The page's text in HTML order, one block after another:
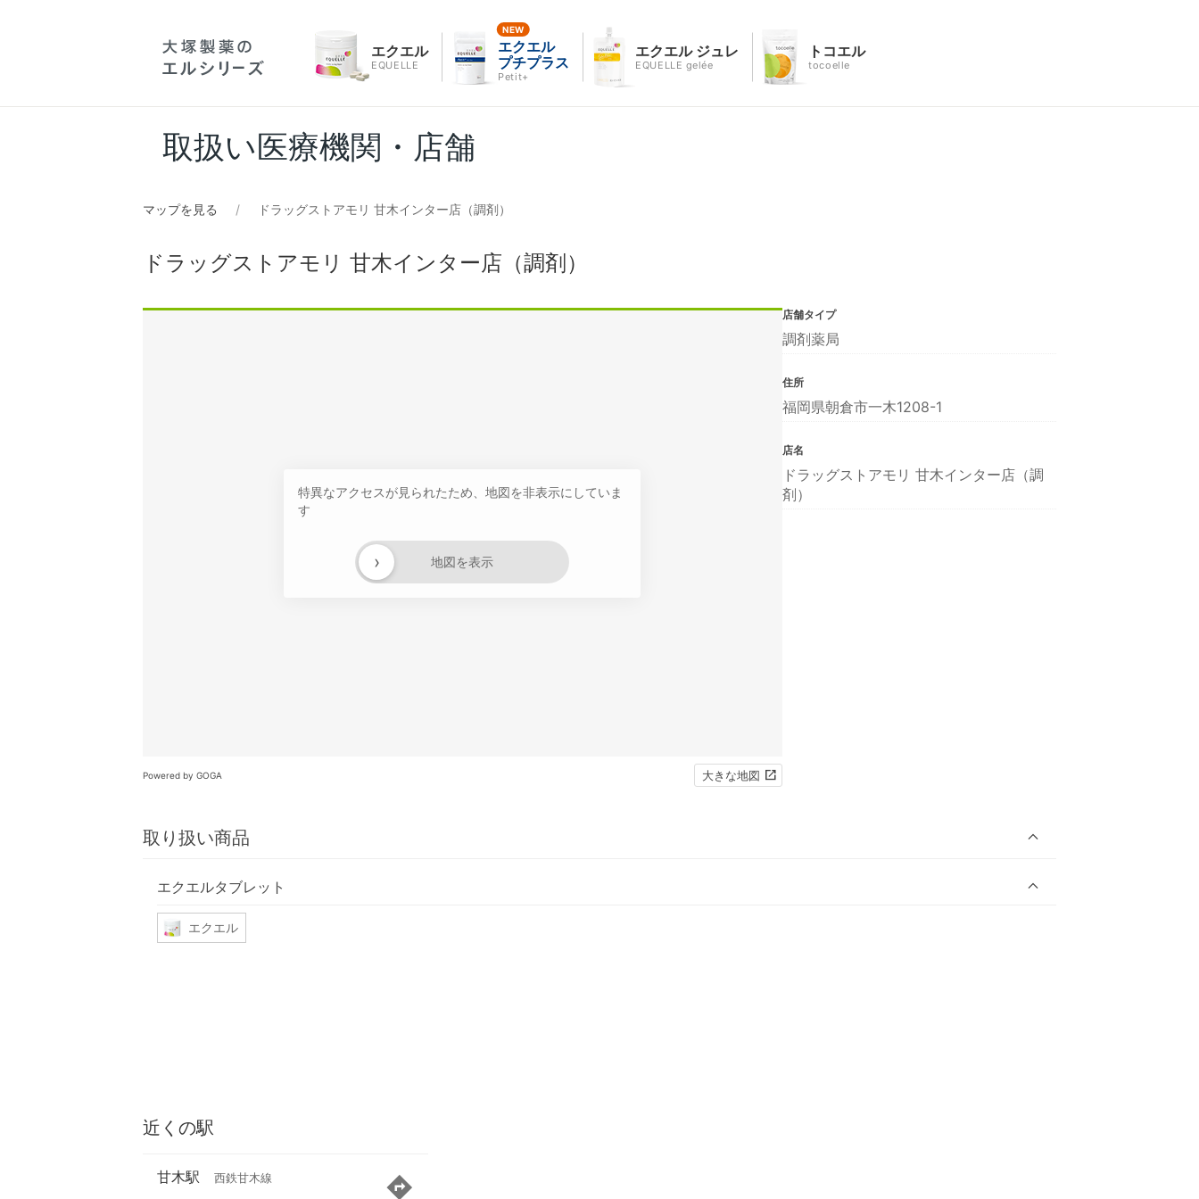
エクエル
EQUELLE
エクエル
プチプラス
Petit+
エクエル ジュレ
EQUELLE gelée
トコエル
tocoelle
取扱い医療機関・店舗
マップを見る ドラッグストアモリ 甘木インター店（調剤）
ドラッグストアモリ 甘木インター店（調剤）
特異なアクセスが見られたため、地図を非表示にしていま
す
地図を表示
›
Powered by GOGA 大きな地図
取り扱い商品
エクエルタブレット
エクエル
店舗タイプ
調剤薬局
住所
福岡県朝倉市一木1208-1
店名
ドラッグストアモリ 甘木インター店（調
剤）
近くの駅
甘木駅 西鉄甘木線